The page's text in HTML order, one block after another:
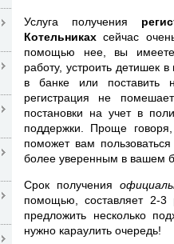
Услуга получения
Котельникахсейчас
помощью нее, вы имеете
работу, устроить детишек
в банке или поставить
регистрация не
постановки на учет в
поддержки. Проще
поможет вам
более уверенным в вашем
Срок получения
помощью, составляет 2-
предложить несколько
нужно караулить очередь!